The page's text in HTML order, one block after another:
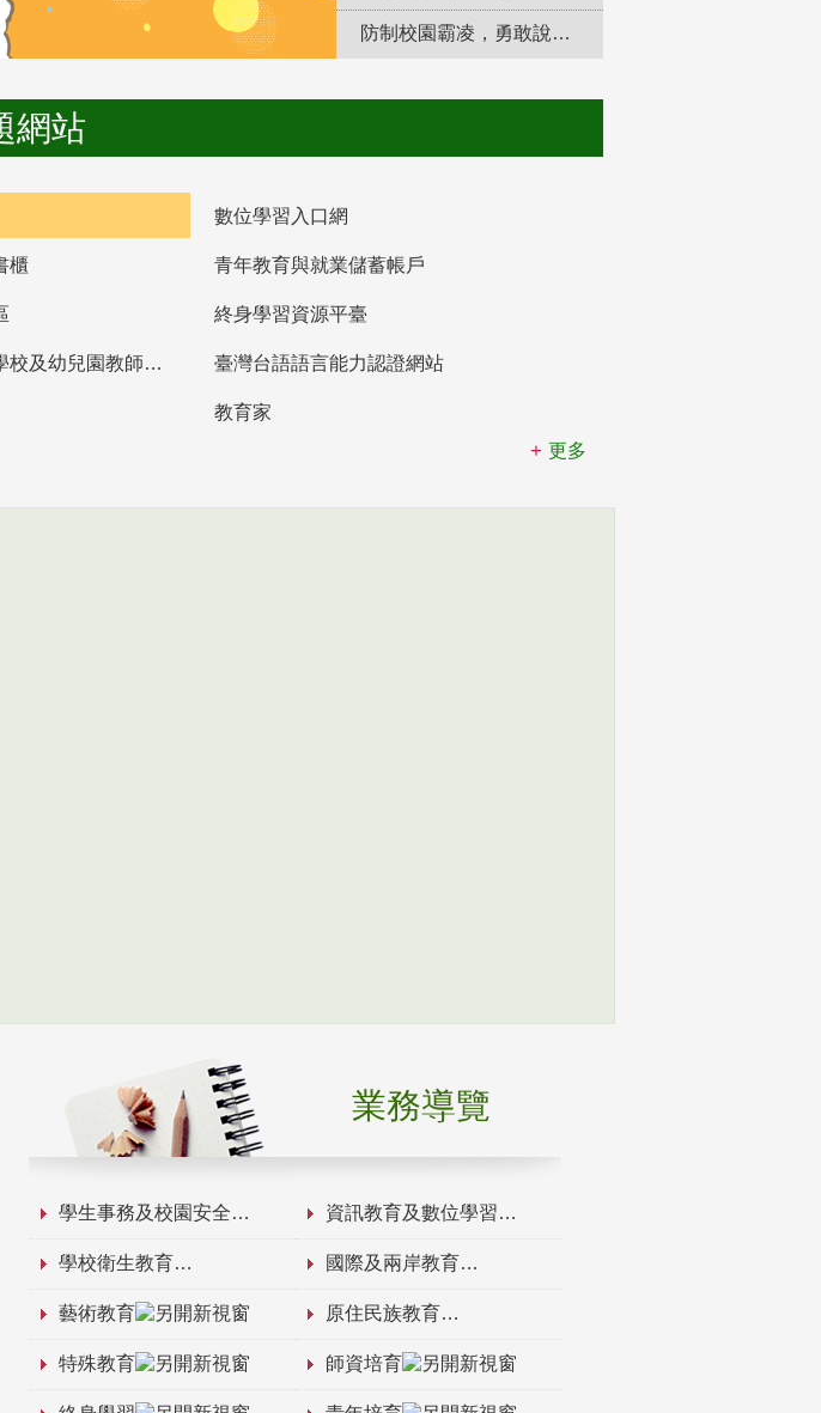
防制校園霸凌，勇敢說出來！
網站
數位學習入口網
櫃 青年教育與就業儲蓄帳戶
終身學習資源平臺
教育部高中等以下學校及幼兒園教師資格檢定考試 臺灣台語語言能力認證網站
教育家
更多
業務導覽
學生事務及校園安全 資訊教育及數位學習
學校衛生教育 國際及兩岸教育
藝術教育 原住民族教育
特殊教育 師資培育